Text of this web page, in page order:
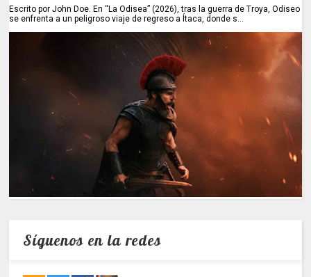
Escrito por John Doe. En “La Odisea” (2026), tras la guerra de Troya, Odiseo
se enfrenta a un peligroso viaje de regreso a Ítaca, donde s...
Síguenos en la redes